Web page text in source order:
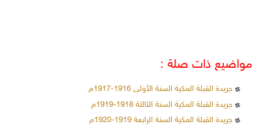
مواضيع ذات صلة :
جريدة القبلة المكية السنة الأولى 1916-1917م
جريدة القبلة المكية السنة الثالثة 1918-1919م
جريدة القبلة المكية السنة الرابعة 1919-1920م